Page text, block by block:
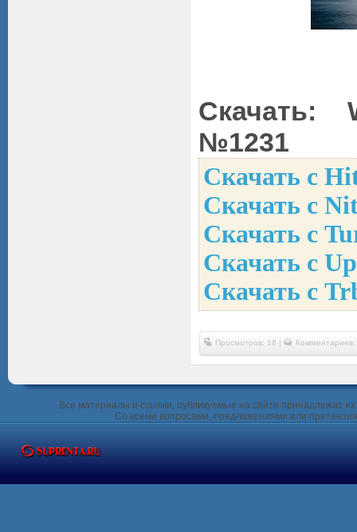
Скачать:
№1231
Скачать с
Скачать с
Скачать с
Скачать с
Скачать с
Просмотров: 18 | Комментариев:
Все материалы и ссылки, публикуемые на сайте принадлежат
Со всеми вопросами, предложениями или